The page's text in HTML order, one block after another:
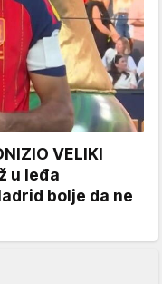
VELIKI
u leđa
bolje da ne